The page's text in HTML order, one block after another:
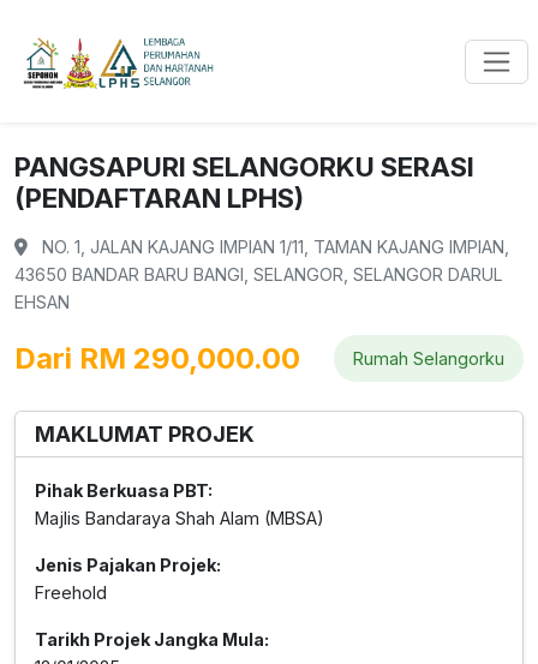
PANGSAPURI SELANGORKU SERASI
(PENDAFTARAN LPHS)
NO. 1, JALAN KAJANG IMPIAN 1/11, TAMAN KAJANG IMPIAN,
43650 BANDAR BARU BANGI, SELANGOR, SELANGOR DARUL
EHSAN
Dari RM 290,000.00 Rumah Selangorku
MAKLUMAT PROJEK
Pihak Berkuasa PBT:
Majlis Bandaraya Shah Alam (MBSA)
Jenis Pajakan Projek:
Freehold
Tarikh Projek Jangka Mula: